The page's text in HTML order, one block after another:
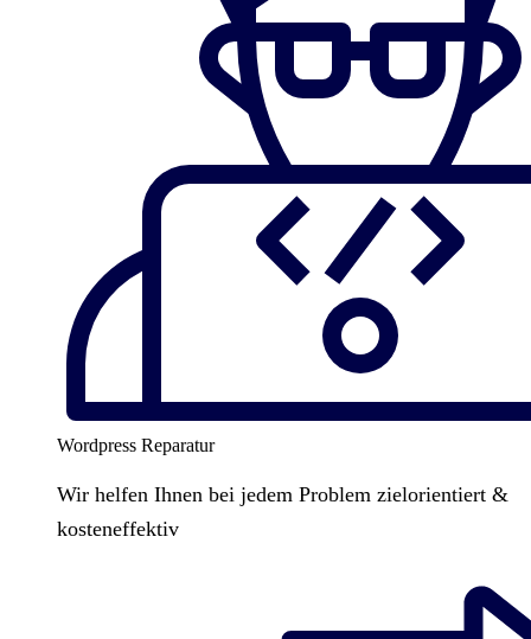
Wordpress Reparatur
Wir helfen Ihnen bei jedem Problem zielorientiert &
kosteneffektiv